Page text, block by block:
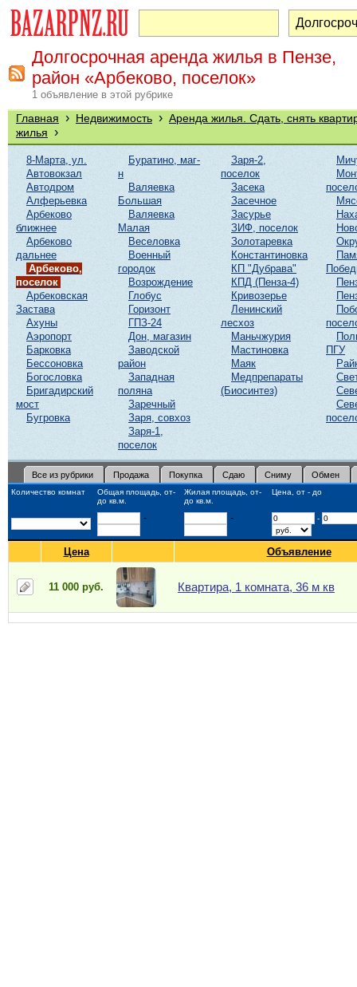
Долгосрочная аренда жилья в Пензе,
район «Арбеково, поселок»
1 объявление в этой рубрике
Главная › Недвижимость › Аренда жилья. Сдать, снять
жилья ›
8-Марта, ул.
Автовокзал
Автодром
Алферьевка
Арбеково
ближнее
Арбеково
дальнее
Арбеково,
поселок
Арбековская
Застава
Ахуны
Аэропорт
Барковка
Бессоновка
Богословка
Бригадирский
мост
Бугровка
Буратино, маг-
н
Валяевка
Большая
Валяевка
Малая
Веселовка
Военный
городок
Возрождение
Глобус
Горизонт
ГПЗ-24
Дон, магазин
Заводской
район
Западная
поляна
Заречный
Заря, совхоз
Заря-1,
поселок
Заря-2,
поселок
Засека
Засечное
Засурье
ЗИФ, поселок
Золотаревка
Константиновка
КП "Дубрава"
КПД (Пенза-4)
Кривозерье
Ленинский
лесхоз
Маньчжурия
Мастиновка
Маяк
Медпрепараты
(Биосинтез)
ПГУ
Все из рубрики Продажа Покупка Сдаю Сниму Обмен
Количество комнат
Общая площадь, от-
до кв.м.
Жилая площадь, от-
до кв.м.
Цена, от - до
- - -
Цена Объявление
11 000 руб. Квартира, 1 комната, 36 м кв